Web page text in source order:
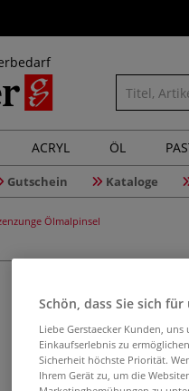
ACRYL ÖL
Gutschein Kataloge
Ölmalpinsel
Schön, dass Sie sich
Liebe Gerstaecker Kunden,
Einkaufserlebnis zu
Sicherheit höchste Priorität.
Ihrem Gerät zu, um die